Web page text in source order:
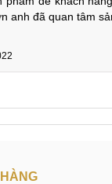
anh đã quan tâm